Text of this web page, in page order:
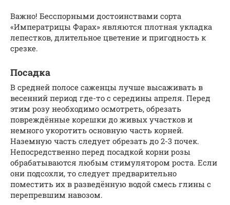
Важно! Бесспорными достоинствами сорта
«Императрицы Фарах» являются плотная укладка
лепестков, длительное цветение и пригодность к
срезке.
Посадка
В средней полосе саженцы лучше высаживать в
весенний период где-то с середины апреля. Перед
этим розу необходимо осмотреть, обрезать
повреждённые корешки до живых участков и
немного укоротить основную часть корней.
Наземную часть следует обрезать до 2-3 почек.
Непосредственно перед посадкой корни розы
обрабатываются любым стимулятором роста. Если
они подсохли, то следует предварительно
поместить их в разведённую водой смесь глины с
перепревшим навозом.